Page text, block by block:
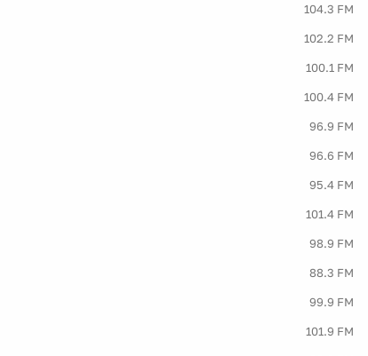
104.3 FM
102.2 FM
100.1 FM
100.4 FM
96.9 FM
96.6 FM
95.4 FM
101.4 FM
98.9 FM
88.3 FM
99.9 FM
101.9 FM